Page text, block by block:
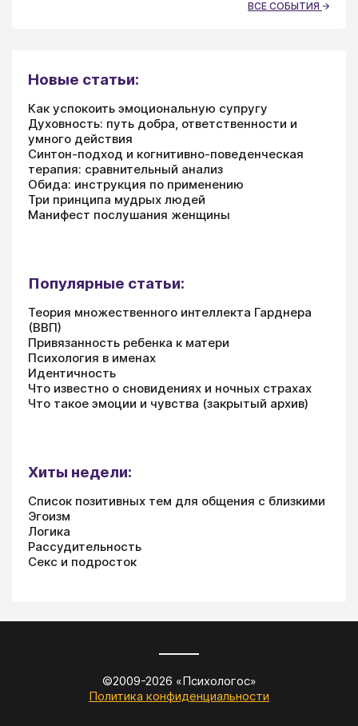
ВСЕ СОБЫТИЯ
Новые статьи:
Как успокоить эмоциональную супругу
Духовность: путь добра, ответственности и
умного действия
Синтон-подход и когнитивно-поведенческая
терапия: сравнительный анализ
Обида: инструкция по применению
Три принципа мудрых людей
Манифест послушания женщины
Популярные статьи:
Теория множественного интеллекта Гарднера
(ВВП)
Привязанность ребенка к матери
Психология в именах
Идентичность
Что известно о сновидениях и ночных страхах
Что такое эмоции и чувства (закрытый архив)
Хиты недели:
Список позитивных тем для общения с близкими
Эгоизм
Логика
Рассудительность
Секс и подросток
©2009-2026 «Психологос»
Политика конфиденциальности